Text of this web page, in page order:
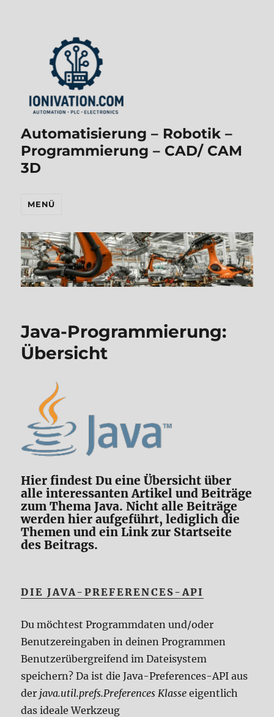
Automatisierung – Robotik –
Programmierung – CAD/ CAM
3D
MENÜ
Java-Programmierung:
Übersicht
Hier findest Du eine Übersicht über
alle interessanten Artikel und Beiträge
zum Thema Java. Nicht alle Beiträge
werden hier aufgeführt, lediglich die
Themen und ein Link zur Startseite
des Beitrags.
DIE JAVA-PREFERENCES-API
Du möchtest Programmdaten und/oder
Benutzereingaben in deinen Programmen
Benutzerübergreifend im Dateisystem
speichern? Da ist die Java-Preferences-API aus
der java.util.prefs.Preferences Klasse eigentlich
das ideale Werkzeug